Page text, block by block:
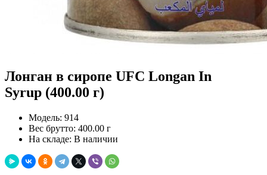
Лонган в сиропе UFC Longan In
Syrup (400.00 г)
Модель: 914
Вес брутто: 400.00 г
На складе: В наличии